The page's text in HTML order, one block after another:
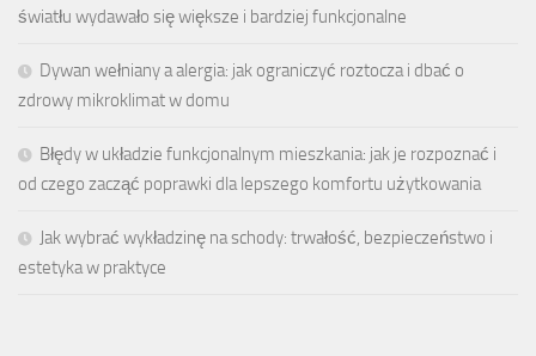
światłu wydawało się większe i bardziej funkcjonalne
Dywan wełniany a alergia: jak ograniczyć roztocza i dbać o
zdrowy mikroklimat w domu
Błędy w układzie funkcjonalnym mieszkania: jak je rozpoznać i
od czego zacząć poprawki dla lepszego komfortu użytkowania
Jak wybrać wykładzinę na schody: trwałość, bezpieczeństwo i
estetyka w praktyce